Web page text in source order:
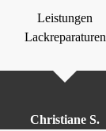
Leistungen
Lackreparaturen
Christiane S.